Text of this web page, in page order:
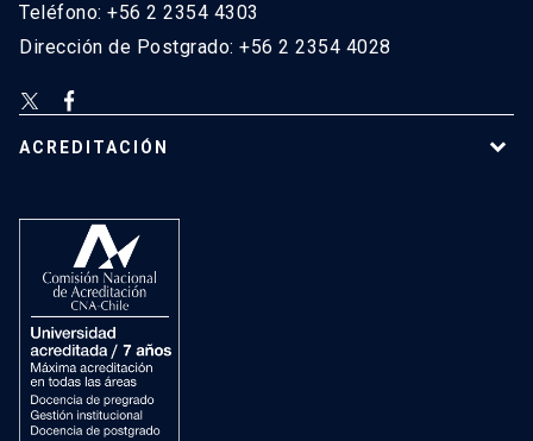
Teléfono: +56 2 2354 4303
Dirección de Postgrado: +56 2 2354 4028
ACREDITACIÓN